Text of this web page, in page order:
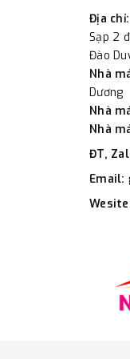
Địa
Sạp 2
Đào
Nhà
Dương
Nhà
Nhà
ĐT,
Email: